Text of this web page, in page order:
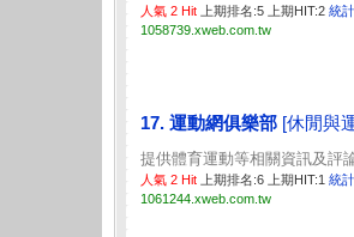
人氣 2 Hit 上期排名:5 上期HIT:2 統
1058739.xweb.com.tw
17. 運動網俱樂部 [休閒與
提供體育運動等相關資訊及評
人氣 2 Hit 上期排名:6 上期HIT:1 統
1061244.xweb.com.tw